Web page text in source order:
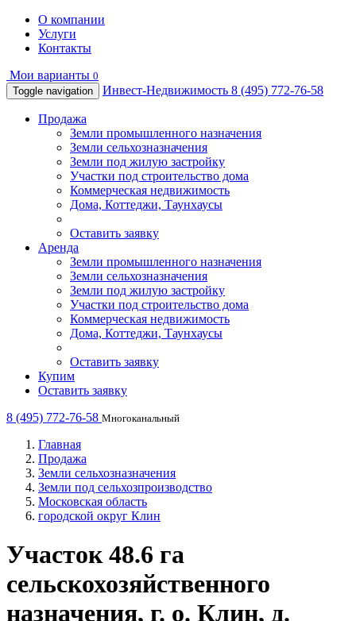
О компании
Услуги
Контакты
Мои варианты 0
Toggle navigation
Инвест-Недвижимость 8 (495) 772-76-58
Продажа
Земли промышленного назначения
Земли сельхозназначения
Земли под жилую застройку
Участки под строительство дома
Коммерческая недвижимость
Дома, Коттеджи, Таунхаусы
Оставить заявку
Аренда
Земли промышленного назначения
Земли сельхозназначения
Земли под жилую застройку
Участки под строительство дома
Коммерческая недвижимость
Дома, Коттеджи, Таунхаусы
Оставить заявку
Купим
Оставить заявку
8 (495) 772-76-58 Многоканальный
Главная
Продажа
Земли сельхозназначения
Земли под сельхозпроизводство
Московская область
городской округ Клин
Участок 48.6 га
сельскохозяйственного
назначения, г. о. Клин, д.